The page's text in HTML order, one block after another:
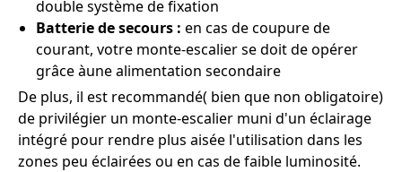
double système de fixation
Batterie de secours : en cas de coupure de
courant, votre monte-escalier se doit de opérer
grâce àune alimentation secondaire
De plus, il est recommandé( bien que non obligatoire)
de privilégier un monte-escalier muni d'un éclairage
intégré pour rendre plus aisée l'utilisation dans les
zones peu éclairées ou en cas de faible luminosité.